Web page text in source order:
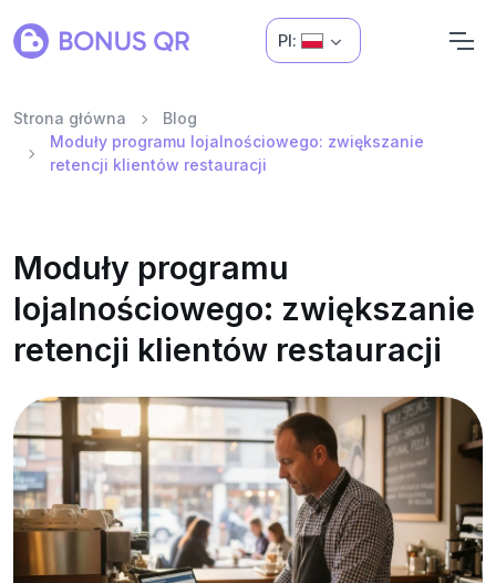
Pl:
Strona główna
Blog
Moduły programu lojalnościowego: zwiększanie
retencji klientów restauracji
Moduły programu
lojalnościowego: zwiększanie
retencji klientów restauracji